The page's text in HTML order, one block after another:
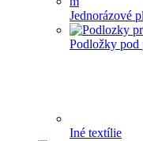
Jednorázové
Podložky pod
Iné textílie